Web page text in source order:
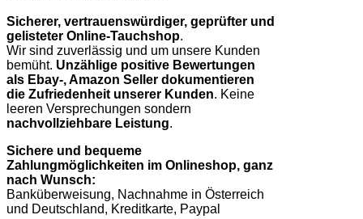
Sicherer, vertrauenswürdiger, geprüfter und
gelisteter Online-Tauchshop.
Wir sind zuverlässig und um unsere Kunden
bemüht. Unzählige positive Bewertungen
als Ebay-, Amazon Seller dokumentieren
die Zufriedenheit unserer Kunden. Keine
leeren Versprechungen sondern
nachvollziehbare Leistung.
Sichere und bequeme
Zahlungmöglichkeiten im Onlineshop, ganz
nach Wunsch:
Banküberweisung, Nachnahme in Österreich
und Deutschland, Kreditkarte, Paypal